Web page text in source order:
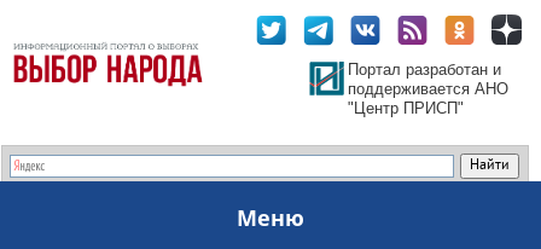
Портал разработан и
поддерживается АНО
"Центр ПРИСП"
Меню